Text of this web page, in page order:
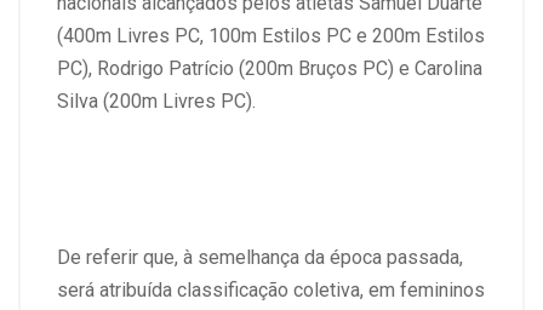
(400m Livres PC, 100m Estilos PC e 200m Estilos
PC), Rodrigo Patrício (200m Bruços PC) e Carolina
Silva (200m Livres PC).
De referir que, à semelhança da época passada,
será atribuída classificação coletiva, em femininos